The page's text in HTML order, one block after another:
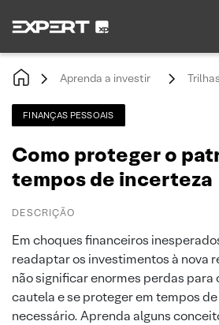
Aprenda a investir Trilhas
FINANÇAS PESSOAIS
Como proteger o
tempos de incerteza
DESCRIÇÃO
Em choques financeiros
readaptar os investimentos à nova
não significar enormes perdas para
cautela e se proteger em tempos
necessário. Aprenda alguns